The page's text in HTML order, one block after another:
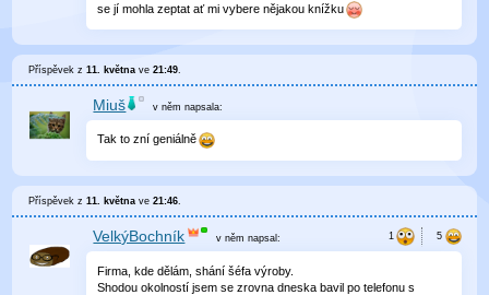
se jí mohla zeptat ať mi vybere nějakou knížku
Příspěvek z11. května ve21:49
Miuš v němnapsala:
Tak to zní geniálně
Příspěvek z11. května ve21:46.
VelkýBochník v něm napsal:
Firma, kde dělám, shání šéfa výroby.
Shodou okolností jsem se zrovna dneska bavil po telefonu s